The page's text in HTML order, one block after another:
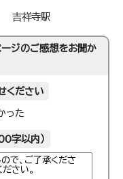
吉祥寺駅
ージのご感想をお聞か
ください
った
字以内）